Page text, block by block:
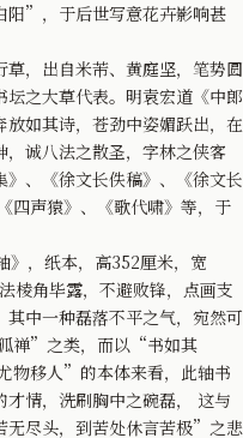
阳”，于后世写意花卉影响甚
，出自米芾、黄庭坚，笔势圆
之大草代表。明袁宏道《中郎
如其诗，苍劲中姿媚跃出，在
诚八法之散圣，字林之侠客
、《徐文长佚稿》、《徐文长
四声猿》、《歌代啸》等，于
，纸本，高352厘米，宽
棱角毕露，不避败锋，点画支
中一种磊落不平之气，宛然可
禅”之类，而以“书如其
移人”的本体来看，此轴书
情，洗刷胸中之碗磊， 这与
尽头，到苦处休言苦极”之悲